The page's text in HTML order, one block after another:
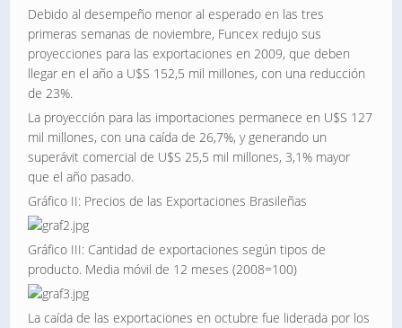
Debido al desempeño menor al esperado en las tres
primeras semanas de noviembre, Funcex redujo sus
proyecciones para las exportaciones en 2009, que deben
llegar en el año a U$S 152,5 mil millones, con una reducción
de 23%.
La proyección para las importaciones permanece en U$S 127
mil millones, con una caída de 26,7%, y generando un
superávit comercial de U$S 25,5 mil millones, 3,1% mayor
que el año pasado.
Gráfico II: Precios de las Exportaciones Brasileñas
Gráfico III: Cantidad de exportaciones según tipos de
producto. Media móvil de 12 meses (2008=100)
La caída de las exportaciones en octubre fue liderada por los